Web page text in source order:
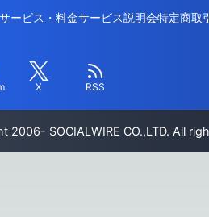
サービス・料金サービス説明会特定商取
X RSS
2006- SOCIALWIRE CO.,LTD. All